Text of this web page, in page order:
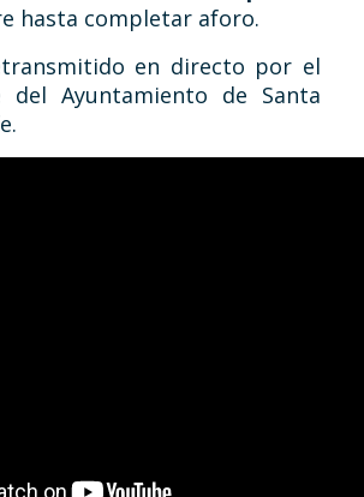
hasta completar aforo.
en directo por el
del Ayuntamiento de Santa